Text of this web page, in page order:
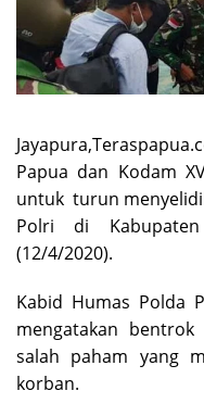
Papua dan Kodam
untuk turun
Polri di
(12/4/2020).
Kabid Humas Polda
mengatakan
salah paham yang
korban.